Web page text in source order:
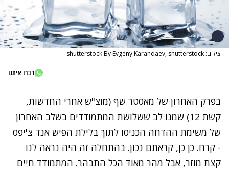
צילום: shutterstock By Evgeny Karandaev, shutterstock
דברו איתנו
בפרק האחרון של מאסטר שף (מוצ"ש אחרי החדשות,
קשת 12) שמנו לב ששלושת המתמודדים בשלב האחרון
של משימת ההדחה הכניסו לתוך בלילת הפיש אנד צ'יפס
- קרח. כן כן, קראתם נכון. בהתחלה זה היה נראה לנו
קצת מוזר, אבל מהר מאוד הכל התבהר. המתמודד חיים